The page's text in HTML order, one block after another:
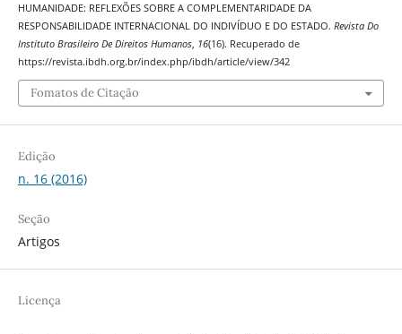
HUMANIDADE: REFLEXÕES SOBRE A COMPLEMENTARIDADE DA
RESPONSABILIDADE INTERNACIONAL DO INDIVÍDUO E DO ESTADO. Revista Do
Instituto Brasileiro De Direitos Humanos, 16(16). Recuperado de
https://revista.ibdh.org.br/index.php/ibdh/article/view/342
Fomatos de Citação
Edição
n. 16 (2016)
Seção
Artigos
Licença